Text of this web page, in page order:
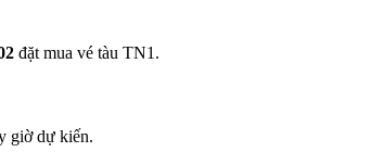
đặt mua vé tàu TN1.
giờ dự kiến.